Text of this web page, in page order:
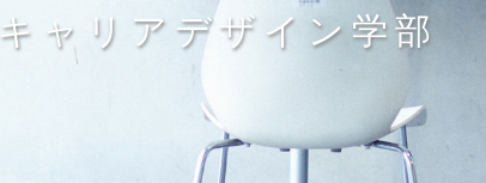
キャリアデザイン学部